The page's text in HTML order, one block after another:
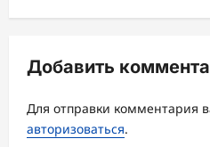
а
и
з
Добавить
Для отправки комментария
авторизоваться.